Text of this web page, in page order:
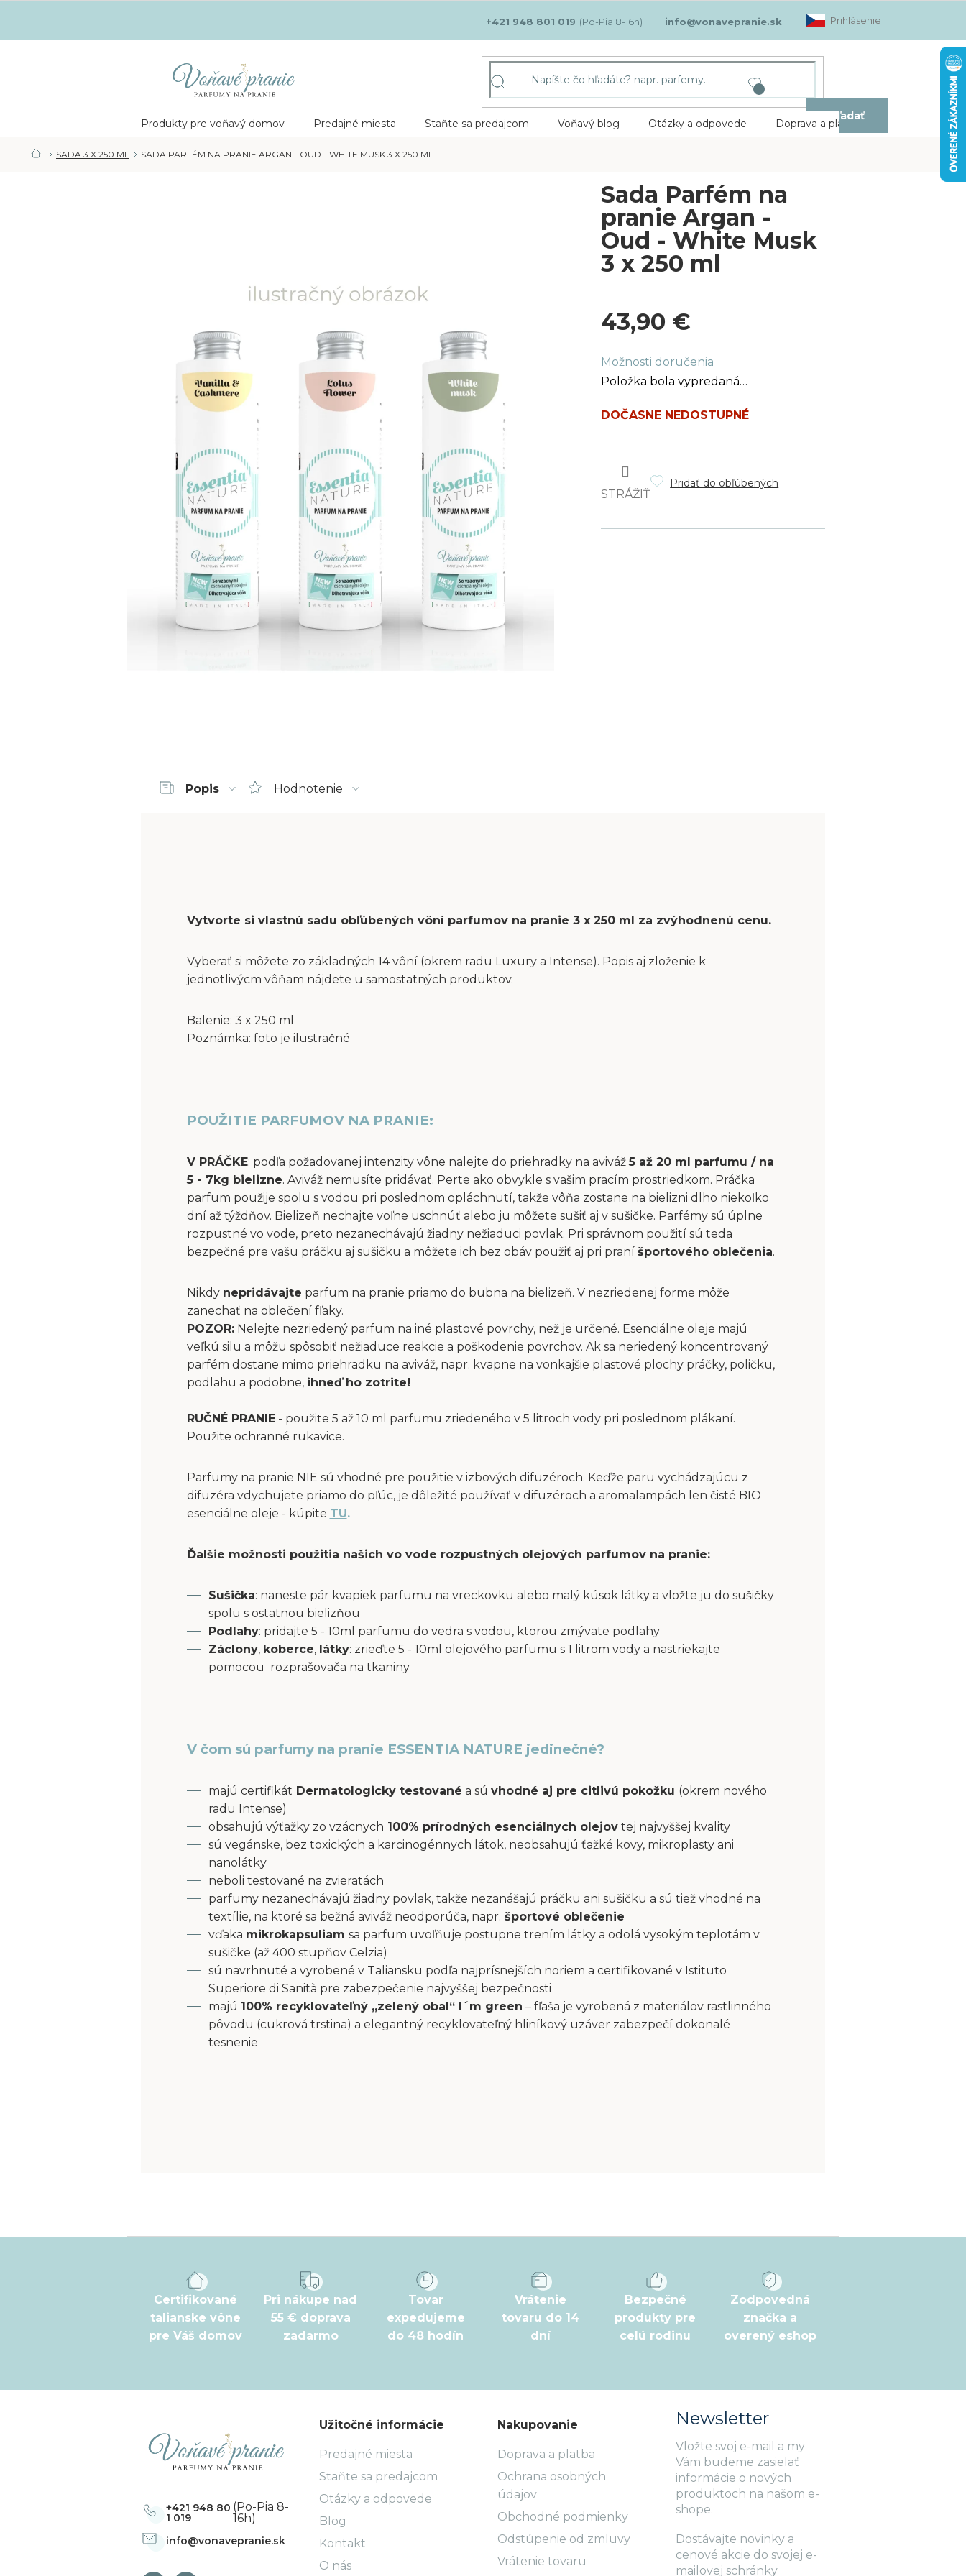
obsah
+421 948 801 019 info@vonavepranie.sk Prihlásenie
Hľadať
Produkty pre voňavý domov Predajné miesta Staňte sa predajcom Voňavý blog Otázky a odpovede Doprava a platba
DOMOV
SADA 3 X 250 ML SADA PARFÉM NA PRANIE ARGAN - OUD - WHITE MUSK 3 X 250 ML
Sada Parfém na
pranie Argan -
Oud - White Musk
3 x 250 ml
43,90 €
cena:
DOČASNE NEDOSTUPNÉ
Možnosti doručenia
Položka bola vypredaná…
STRÁŽIŤ
Pridať do obľúbených
Popis Hodnotenie
Vytvorte si vlastnú sadu obľúbených vôní parfumov na pranie 3 x 250 ml za zvýhodnenú cenu.
Vyberať si môžete zo základných 14 vôní (okrem radu Luxury a Intense). Popis aj zloženie k
jednotlivýcm vôňam nájdete u samostatných produktov.
Balenie: 3 x 250 ml
Poznámka: foto je ilustračné
POUŽITIE PARFUMOV NA PRANIE:
V PRÁČKE: podľa požadovanej intenzity vône nalejte do priehradky na aviváž5 až 20 ml parfumu / na
5 - 7kg bielizne. Aviváž nemusíte pridávať. Perte ako obvykle s vašim pracím prostriedkom. Práčka
parfum použije spolu s vodou pri poslednom opláchnutí, takže vôňa zostane na bielizni dlho niekoľko
dní až týždňov. Bielizeň nechajte voľne uschnúť alebo ju môžete sušiť aj v sušičke. Parfémy sú úplne
rozpustné vo vode, preto nezanechávajú žiadny nežiaduci povlak. Pri správnom použití sú teda
bezpečné pre vašu práčku aj sušičku a môžete ich bez obáv použiť aj pri praní športového oblečenia.
Nikdy nepridávajte parfum na pranie priamo do bubna na bielizeň. V nezriedenej forme môže
zanechať na oblečení fľaky.
POZOR:Nelejte nezriedený parfum na iné plastové povrchy, než je určené. Esenciálne oleje majú
veľkú silu a môžu spôsobiť nežiaduce reakcie a poškodenie povrchov. Ak sa neriedený koncentrovaný
parfém dostane mimo priehradku na aviváž, napr. kvapne na vonkajšie plastové plochy práčky, poličku,
podlahu a podobne, ihneď ho zotrite!
RUČNÉ PRANIE- použite 5 až 10 ml parfumu zriedeného v 5 litroch vody pri poslednom plákaní.
Použite ochranné rukavice.
Parfumy na pranie NIE sú vhodné pre použitie v izbových difuzéroch. Keďže paru vychádzajúcu z
difuzéra vdychujete priamo do pľúc, je dôležité používať v difuzéroch a aromalampách len čisté BIO
esenciálne oleje - kúpite TU.
Ďalšie možnosti použitia našich vo vode rozpustných olejových parfumov na pranie:
Sušička: naneste pár kvapiek parfumu na vreckovku alebo malý kúsok látky a vložte ju do sušičky
spolu s ostatnou bielizňou
Podlahy: pridajte 5 - 10ml parfumu do vedra s vodou, ktorou zmývate podlahy
Záclony, koberce, látky: zrieďte 5 - 10ml olejového parfumu s 1 litrom vody a nastriekajte
pomocou rozprašovača na tkaniny
V čom sú parfumy na pranie ESSENTIA NATURE jedinečné?
majú certifikát Dermatologicky testované a sú vhodné aj pre citlivú pokožku (okrem nového
radu Intense)
obsahujú výťažky zo vzácnych 100% prírodných esenciálnych olejovtej najvyššej kvality
sú vegánske, bez toxických a karcinogénnych látok, neobsahujú ťažké kovy, mikroplasty ani
nanolátky
neboli testované na zvieratách
parfumy nezanechávajú žiadny povlak, takže nezanášajú práčku ani sušičku a sú tiež vhodné na
textílie, na ktoré sa bežná aviváž neodporúča, napr. športové oblečenie
vďaka mikrokapsuliam sa parfum uvoľňuje postupne trením látky a odolá vysokým teplotám v
sušičke (až 400 stupňov Celzia)
sú navrhnuté a vyrobené v Taliansku podľa najprísnejších noriem a certifikované v Istituto
Superiore di Sanità pre zabezpečenie najvyššej bezpečnosti
majú 100% recyklovateľný „zelený obal“ I´m green – fľaša je vyrobená z materiálov rastlinného
pôvodu (cukrová trstina) a elegantný recyklovateľný hliníkový uzáver zabezpečí dokonalé
tesnenie
á
Certifikované
talianske vône
pre Váš domov
Pri nákupe nad
55 € doprava
zadarmo
Tovar
expedujeme
do 48 hodín
Vrátenie
tovaru do 14
dní
Bezpečné
produkty pre
celú rodinu
Zodpovedná
značka a
overený eshop
info@vonavepranie.sk
+421 948 80
1 019
(Po-Pia 8-
16h)
Užitočné informácie
Predajné miesta
Staňte sa predajcom
Otázky a odpovede
Blog
Kontakt
O nás
Nakupovanie
Doprava a platba
Ochrana osobných
údajov
Obchodné podmienky
Odstúpenie od zmluvy
Vrátenie tovaru
Newsletter
Vložte svoj e-mail a my
Vám budeme zasielať
informácie o nových
produktoch na našom e-
shope.
Dostávajte novinky a
cenové akcie do svojej e-
mailovej schránky